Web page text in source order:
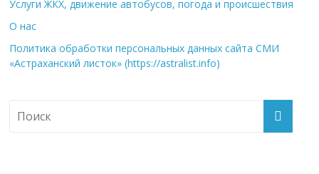
Услуги ЖКХ, движение автобусов, погода и происшествия
О нас
Политика обработки персональных данных сайта СМИ
«Астраханский листок» (https://astralist.info)